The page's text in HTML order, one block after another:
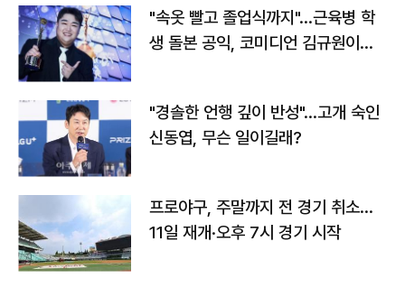
"속옷 빨고 졸업식까지"…근육병 학
생 돌본 공익, 코미디언 김규원이었
"경솔한 언행 깊이 반성"…고개 숙인
신동엽, 무슨 일이길래?
프로야구, 주말까지 전 경기 취소…
11일 재개·오후 7시 경기 시작